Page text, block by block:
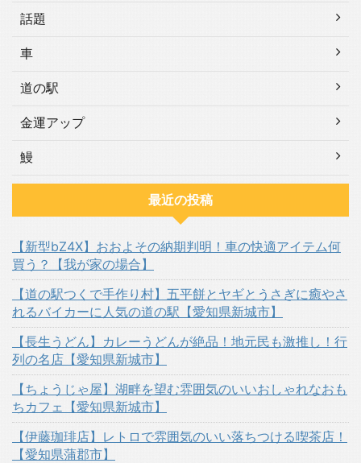
話題
車
道の駅
金運アップ
鰻
最近の投稿
【新型bZ4X】おおよその納期判明！車の快適アイテム何
買う？【我が家の場合】
【道の駅つくで手作り村】五平餅とヤギとうさぎに癒やさ
れるバイカーに人気の道の駅【愛知県新城市】
【長生うどん】カレーうどんが絶品！地元民も激推し！行
列の名店【愛知県新城市】
【ちょうじゃ屋】湖畔を望む雰囲気のいいおしゃれなおも
ちカフェ【愛知県新城市】
【伊藤珈琲店】レトロで雰囲気のいい落ちつける喫茶店！
【愛知県蒲郡市】